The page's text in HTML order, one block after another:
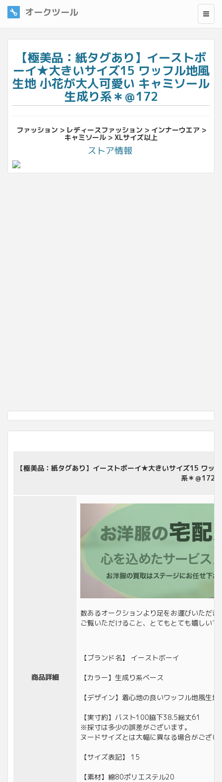
オークツール
【極美品：紙タグあり】イーストボ
ーイ★大きいサイズ15 ワッフル地風
生地 小花が大人可愛い キャミソール
生成り系＊＠172
ファッション > レディースファッション > インナーウエア >
キャミソール > XLサイズ以上
ストア情報
【極美品：紙タグあり】イーストボーイ★大きいサイズ15 ワッ
系＊＠172
商品詳細
数あるオークションより足をお運びいただ
ご覧いただけること、とてもとても嬉しいで
【ブランド名】 イーストボーイ
【カラー】生成り系ベース
【デザイン】着心地の良いワッフル地風生
【実寸約】バスト100脇下38.5総丈61
※採寸は多少の誤差がございます。
ヌードサイズとは大幅に異なる場合がござい
【サイズ表記】 15
【素材】綿80ポリエステル20